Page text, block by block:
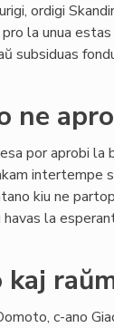
ordigi
la unua
subsiduas
ne
por aprobi
intertempe
kiu ne
la
c-ano